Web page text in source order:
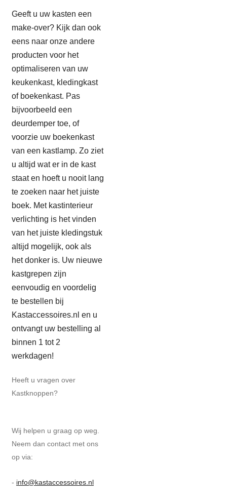
Geeft u uw kasten een
make-over? Kijk dan ook
eens naar onze andere
producten voor het
optimaliseren van uw
keukenkast, kledingkast
of boekenkast. Pas
bijvoorbeeld een
deurdemper toe, of
voorzie uw boekenkast
van een kastlamp. Zo ziet
u altijd wat er in de kast
staat en hoeft u nooit lang
te zoeken naar het juiste
boek. Met kastinterieur
verlichting is het vinden
van het juiste kledingstuk
altijd mogelijk, ook als
het donker is. Uw nieuwe
kastgrepen zijn
eenvoudig en voordelig
te bestellen bij
Kastaccessoires.nl en u
ontvangt uw bestelling al
binnen 1 tot 2
werkdagen!
Heeft u vragen over
Kastknoppen?
Wij helpen u graag op weg.
Neem dan contact met ons
op via:
- info@kastaccessoires.nl